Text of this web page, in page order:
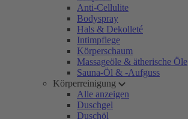
Anti-Cellulite
Bodyspray
Hals & Dekolleté
Intimpflege
Körperschaum
Massageöle & ätherische Öle
Sauna-Öl & -Aufguss
Körperreinigung
Alle anzeigen
Duschgel
Duschöl